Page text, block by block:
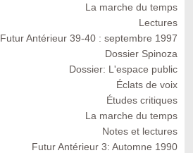
La marche du temps
Lectures
Futur Antérieur 39-40 : septembre 1997
Dossier Spinoza
Dossier: L'espace public
Éclats de voix
Études critiques
La marche du temps
Notes et lectures
Futur Antérieur 3: Automne 1990